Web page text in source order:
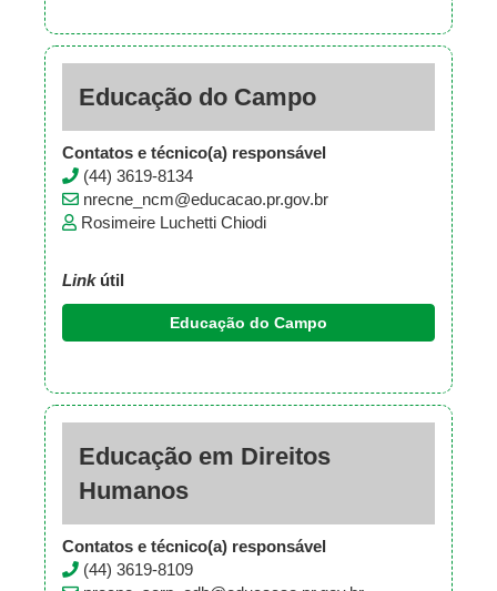
Educação do Campo
Contatos e técnico(a) responsável
(44) 3619-8134
nrecne_ncm@educacao.pr.gov.br
Rosimeire Luchetti Chiodi
Linkútil
Educação do Campo
Educação em Direitos
Humanos
Contatos e técnico(a) responsável
(44) 3619-8109